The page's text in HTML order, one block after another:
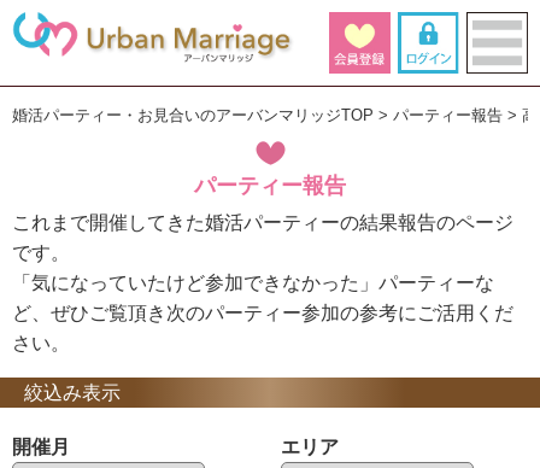
婚活パーティー・お見合いのアーバンマリッジTOP パーティー報告
パーティー報告
これまで開催してきた婚活パーティーの結果報告のページ
です。
「気になっていたけど参加できなかった」パーティーな
ど、ぜひご覧頂き次のパーティー参加の参考にご活用くだ
さい。
絞込み表示
開催月 エリア